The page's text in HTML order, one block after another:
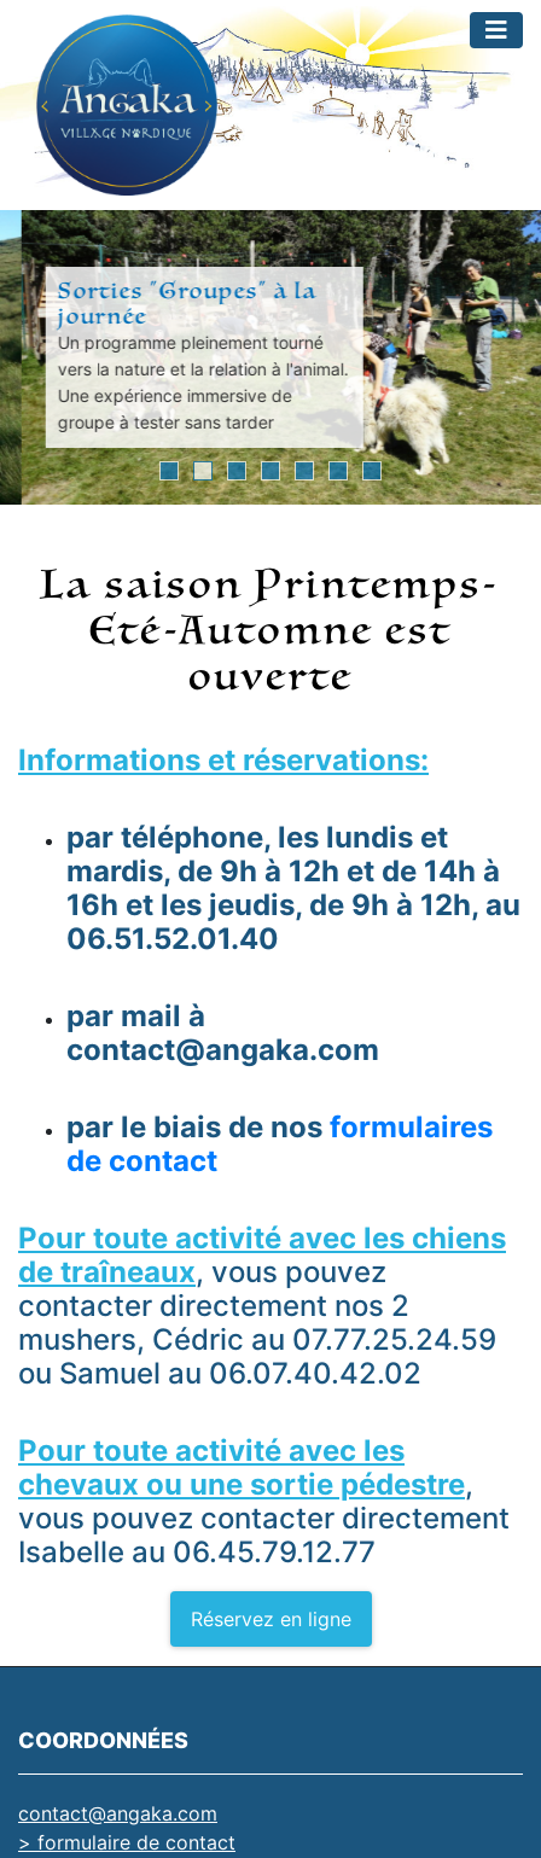
content
Sorties "Groupes" à la
journée
Un programme pleinement tourné
vers la nature et la relation à l'animal.
Une expérience immersive de
groupe à tester sans tarder
La saison Printemps-
Eté-Automne est
ouverte
Informations et réservations:
par téléphone, les lundis et
mardis, de 9h à 12h et de 14h à
16h et les jeudis, de 9h à 12h, au
06.51.52.01.40
par mail à
contact@angaka.com
par le biais de nos formulaires
de contact
Pour toute activité avec les chiens
de traîneaux, vous pouvez
contacter directement nos 2
mushers, Cédric au 07.77.25.24.59
ou Samuel au 06.07.40.42.02
Pour toute activité avec les
chevaux ou une sortie pédestre,
vous pouvez contacter directement
Isabelle au 06.45.79.12.77
Réservez en ligne
COORDONNÉES
contact@angaka.com
> formulaire de contact